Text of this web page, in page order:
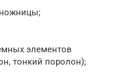
элементов
тонкий поролон);